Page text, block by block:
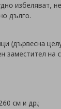
избеляват,
дълго.
(дървесна
на
см и др.;